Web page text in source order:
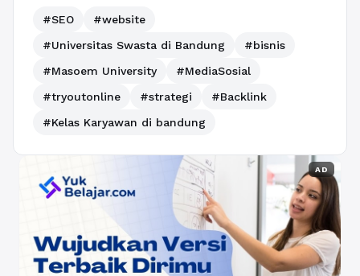
#SEO
#website
#Universitas Swasta di Bandung
#bisnis
#Masoem University
#MediaSosial
#tryoutonline
#strategi
#Backlink
#Kelas Karyawan di bandung
AD